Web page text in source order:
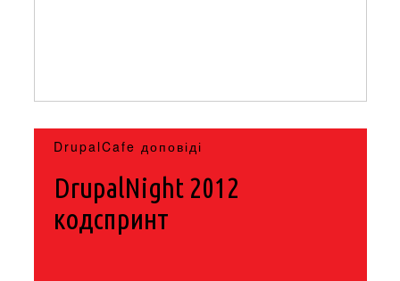
DrupalCafe доповіді
DrupalNight 2012
кодспринт